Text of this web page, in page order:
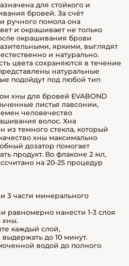
для стойкого и
бровей. За счёт
ручного помола она
и окрашивает не только
окрашивания брови
яркими, выглядят
и натурально.
цвета сохраняются в течение
натуральные
подойдут под любой тип
хны для бровей EVABOND
листья лавсонии,
человечество
волос. Хна
из темного стекла, который
хны максимально
дозатор помогает
продукт. Во флаконе 2 мл,
на 20-25 процедур
3 части минерального
равномерно нанести 1-3 слоя
хны.
каждый слой,
до 10 минут.
водой до полного